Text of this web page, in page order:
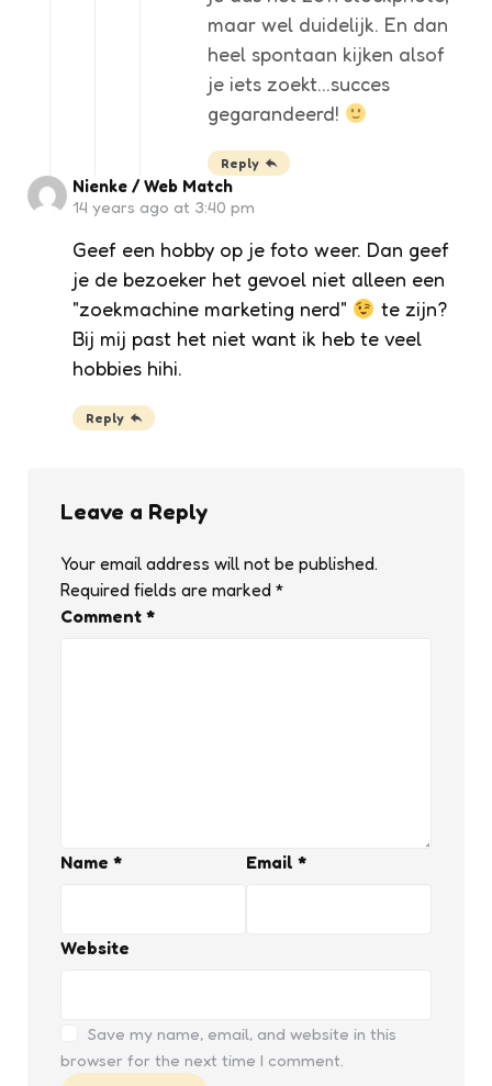
maar wel duidelijk. En dan
heel spontaan kijken alsof
je iets zoekt…succes
gegarandeerd!
Reply
Nienke / Web Match
14 years ago at 3:40 pm
Geef een hobby op je foto weer. Dan geef
je de bezoeker het gevoel niet alleen een
"zoekmachine marketing nerd"
te zijn?
Bij mij past het niet want ik heb te veel
hobbies hihi.
Reply
Leave a Reply
Your email address will not be published.
Required fields are marked *
Comment *
Name * Email *
Website
Save my name, email, and website in this
browser for the next time I comment.